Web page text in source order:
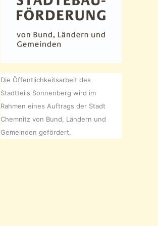
Die Öffentlichkeitsarbeit des
Stadtteils Sonnenberg wird im
Rahmen eines Auftrags der Stadt
Chemnitz von Bund, Ländern und
Gemeinden gefördert.